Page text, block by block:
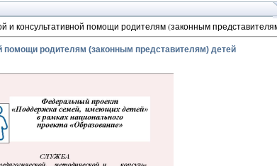
и консультативной помощи родителям (законным
помощи родителям (законным представителям) детей